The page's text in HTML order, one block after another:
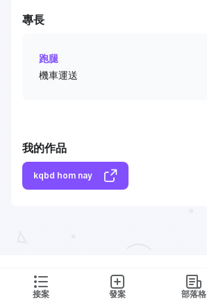
接案 發案 部落格
專長
跑腿
機車運送
我的作品
kqbd hom nay